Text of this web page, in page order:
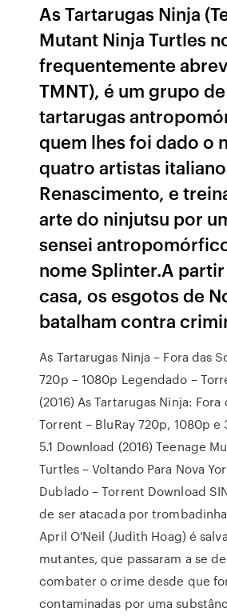
As Tartarugas Ninja
Mutant Ninja Turtles
frequentemente
TMNT), é um grupo
tartarugas
quem lhes foi dado o
quatro artistas
Renascimento, e
arte do ninjutsu por
sensei
nome Splinter.A partir
casa, os esgotos de
batalham contra
As Tartarugas Ninja – Fora das
720p – 1080p Legendado –
(2016) As Tartarugas Ninja: Fora
Torrent – BluRay 720p, 1080p e
5.1 Download (2016) Teenage
Turtles – Voltando Para Nova
Dublado – Torrent Download
de ser atacada por
April O'Neil (Judith Hoag) é
mutantes, que passaram a se
combater o crime desde que
contaminadas por uma